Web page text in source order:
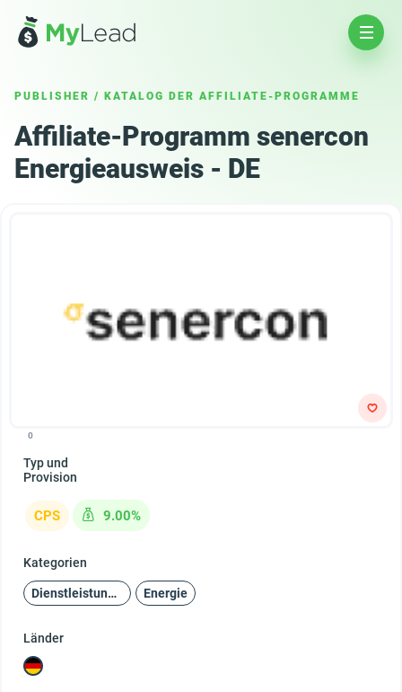
PUBLISHER / KATALOG DER AFFILIATE-PROGRAMME
Affiliate-Programm senercon
Energieausweis - DE
0
Typ und
Provision
CPS 9.00%
Kategorien
Dienstleistungen Energie
Länder